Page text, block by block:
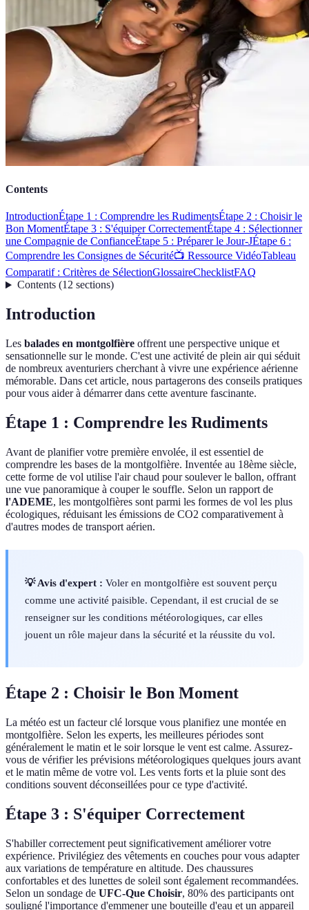
Contents
IntroductionÉtape 1 : Comprendre les RudimentsÉtape 2 : Choisir le
Bon MomentÉtape 3 : S'équiper CorrectementÉtape 4 : Sélectionner
une Compagnie de ConfianceÉtape 5 : Préparer le Jour-JÉtape 6 :
Comprendre les Consignes de Sécurité📺 Ressource VidéoTableau
Comparatif : Critères de SélectionGlossaireChecklistFAQ
Contents(12 sections)
Introduction
Les balades en montgolfière offrent une perspective unique et
sensationnelle sur le monde. C'est une activité de plein air qui séduit
de nombreux aventuriers cherchant à vivre une expérience aérienne
mémorable. Dans cet article, nous partagerons des conseils pratiques
pour vous aider à démarrer dans cette aventure fascinante.
Étape 1 : Comprendre les Rudiments
Avant de planifier votre première envolée, il est essentiel de
comprendre les bases de la montgolfière. Inventée au 18ème siècle,
cette forme de vol utilise l'air chaud pour soulever le ballon, offrant
une vue panoramique à couper le souffle. Selon un rapport de
l'ADEME, les montgolfières sont parmi les formes de vol les plus
écologiques, réduisant les émissions de CO2 comparativement à
d'autres modes de transport aérien.
💡 Avis d'expert : Voler en montgolfière est souvent perçu
comme une activité paisible. Cependant, il est crucial de se
renseigner sur les conditions météorologiques, car elles
jouent un rôle majeur dans la sécurité et la réussite du vol.
Étape 2 : Choisir le Bon Moment
La météo est un facteur clé lorsque vous planifiez une montée en
montgolfière. Selon les experts, les meilleures périodes sont
généralement le matin et le soir lorsque le vent est calme. Assurez-
vous de vérifier les prévisions météorologiques quelques jours avant
et le matin même de votre vol. Les vents forts et la pluie sont des
conditions souvent déconseillées pour ce type d'activité.
Étape 3 : S'équiper Correctement
S'habiller correctement peut significativement améliorer votre
expérience. Privilégiez des vêtements en couches pour vous adapter
aux variations de température en altitude. Des chaussures
confortables et des lunettes de soleil sont également recommandées.
Selon un sondage de UFC-Que Choisir, 80% des participants ont
souligné l'importance d'emmener une bouteille d'eau et un appareil